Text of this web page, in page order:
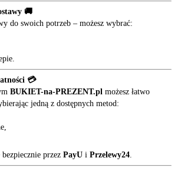
🚚
do swoich potrzeb – możesz wybrać:
💳
BUKIET-na-PREZENT.pl możesz łatwo
jedną z dostępnych metod:
bezpiecznie przez PayU i Przelewy24.